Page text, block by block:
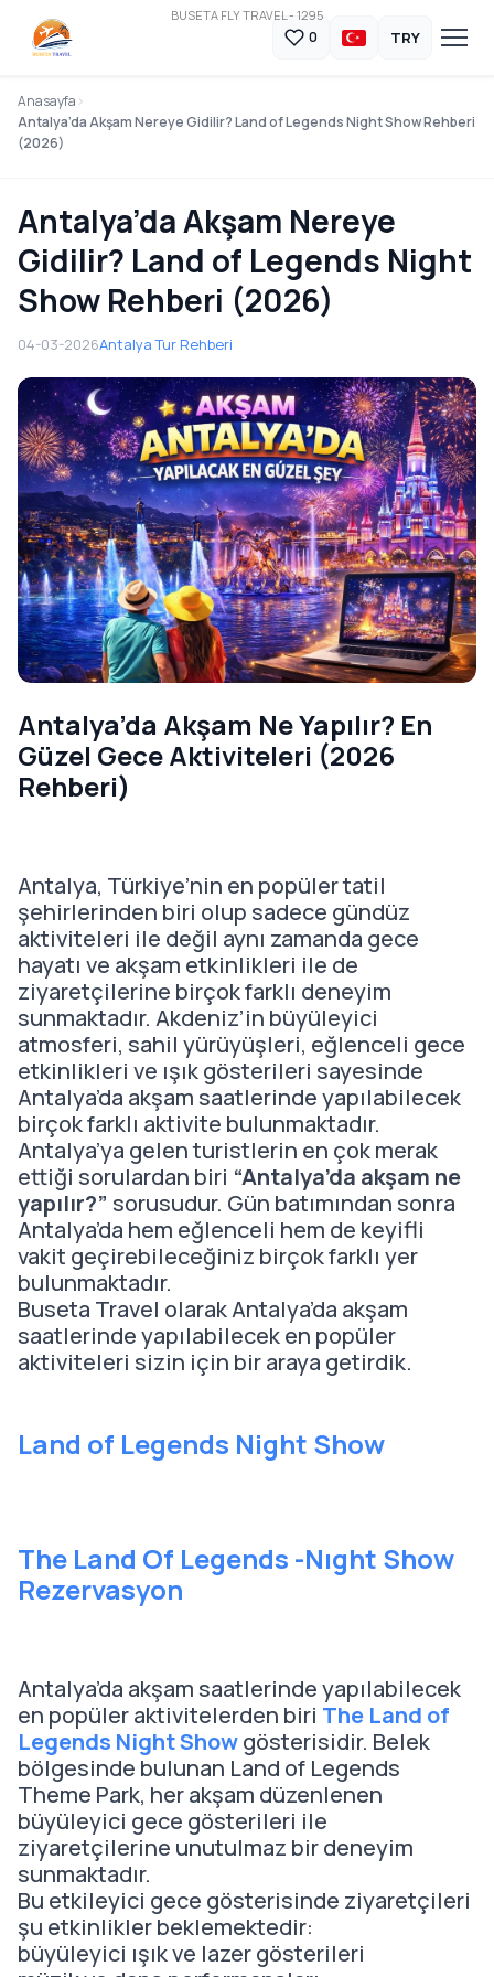
BUSETA FLY TRAVEL - 1295
0 TRY
Anasayfa
Antalya’da Akşam Nereye Gidilir? Land of Legends Night Show Rehberi
(2026)
Antalya’da Akşam Nereye
Gidilir? Land of Legends Night
Show Rehberi (2026)
04-03-2026Antalya Tur Rehberi
Antalya’da Akşam Ne Yapılır? En
Güzel Gece Aktiviteleri (2026
Rehberi)
Antalya, Türkiye’nin en popüler tatil
şehirlerinden biri olup sadece gündüz
aktiviteleri ile değil aynı zamanda gece
hayatı ve akşam etkinlikleri ile de
ziyaretçilerine birçok farklı deneyim
sunmaktadır. Akdeniz’in büyüleyici
atmosferi, sahil yürüyüşleri, eğlenceli gece
etkinlikleri ve ışık gösterileri sayesinde
Antalya’da akşam saatlerinde yapılabilecek
birçok farklı aktivite bulunmaktadır.
Antalya’ya gelen turistlerin en çok merak
ettiği sorulardan biri “Antalya’da akşam ne
yapılır?” sorusudur. Gün batımından sonra
Antalya’da hem eğlenceli hem de keyifli
vakit geçirebileceğiniz birçok farklı yer
bulunmaktadır.
Buseta Travel olarak Antalya’da akşam
saatlerinde yapılabilecek en popüler
aktiviteleri sizin için bir araya getirdik.
Land of Legends Night Show
The Land Of Legends -Nıght Show
Rezervasyon
Antalya’da akşam saatlerinde yapılabilecek
en popüler aktivitelerden biri The Land of
Legends Night Showgösterisidir. Belek
bölgesinde bulunan Land of Legends
Theme Park, her akşam düzenlenen
büyüleyici gece gösterileri ile
ziyaretçilerine unutulmaz bir deneyim
sunmaktadır.
Bu etkileyici gece gösterisinde ziyaretçileri
şu etkinlikler beklemektedir:
büyüleyici ışık ve lazer gösterileri